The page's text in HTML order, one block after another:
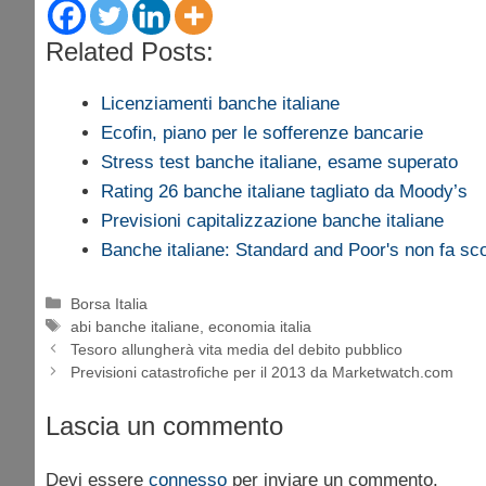
Related Posts:
Licenziamenti banche italiane
Ecofin, piano per le sofferenze bancarie
Stress test banche italiane, esame superato
Rating 26 banche italiane tagliato da Moody’s
Previsioni capitalizzazione banche italiane
Banche italiane: Standard and Poor's non fa
Categorie
Borsa Italia
Tag
abi banche italiane ,economia italia
Tesoro allungherà vita media del debito pubblico
Previsioni catastrofiche per il 2013 da Marketwatch.com
Lascia un commento
Devi essere connesso per inviare un commento.